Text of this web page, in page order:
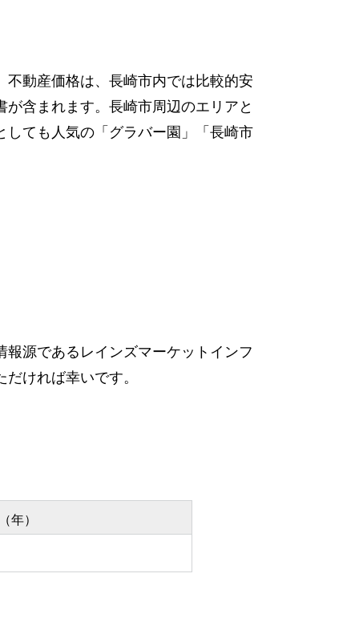
動産価格は、長崎市内では比較的安
含まれます。長崎市周辺のエリアと
ても人気の「グラバー園」「長崎市
源であるレインズマーケットインフ
ければ幸いです。
年）